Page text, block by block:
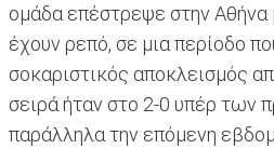
ομάδα επέστρεψε στην Αθήνα
έχουν ρεπό, σε μια περίοδο
σοκαριστικός αποκλεισμός
σειρά ήταν στο 2-0 υπέρ των
παράλληλα την επόμενη